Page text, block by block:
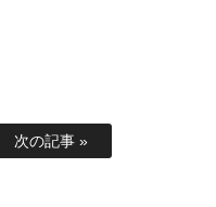
次の記事 »